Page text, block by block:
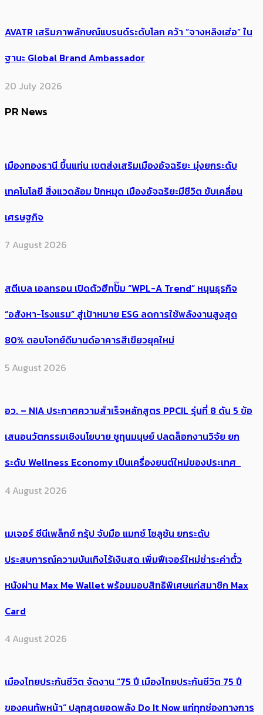
AVATR เสริมภาพลักษณ์แบรนด์ระดับโลก คว้า “จางหลิงเฮ่อ” ใน
ฐานะ Global Brand Ambassador
20 July 2026
PR News
เมืองทองธานี ขึ้นแท่น เขตส่งเสริมเมืองอัจฉริยะ มุ่งยกระดับ
เทคโนโลยี สิ่งแวดล้อม ปักหมุด เมืองอัจฉริยะมีชีวิต ขับเคลื่อน
เศรษฐกิจ
7 August 2026
สตีเบล เอลทรอน เปิดตัวฮีทปั๊ม “WPL-A Trend” หนุนธุรกิจ
“อสังหา-โรงแรม” สู่เป้าหมาย ESG ลดการใช้พลังงานสูงสุด
80% ตอบโจทย์ดีมานด์อาคารสีเขียวยุคใหม่
5 August 2026
อว. – NIA ประกาศความสำเร็จหลักสูตร PPCIL รุ่นที่ 8 ดัน 5 ข้อ
เสนอนวัตกรรมเชิงนโยบาย ชูทุนมนุษย์ ปลดล็อกงานวิจัย ยก
ระดับ Wellness Economy เป็นเครื่องยนต์ใหม่ของประเทศ
4 August 2026
เมเจอร์ ซีนีเพล็กซ์ กรุ้ป จับมือ แมกซ์ โซลูชัน ยกระดับ
ประสบการณ์ความบันเทิงไร้เงินสด เพิ่มฟีเจอร์ใหม่ชำระค่าตั๋ว
หนังผ่าน Max Me Wallet พร้อมมอบสิทธิพิเศษแก่สมาชิก Max
Card
4 August 2026
เมืองไทยประกันชีวิต จัดงาน “75 ปี เมืองไทยประกันชีวิต 75 ปี
ของคนทัพหน้า” ปลุกสุดยอดพลัง Do It Now แก่ทุกช่องทางการ